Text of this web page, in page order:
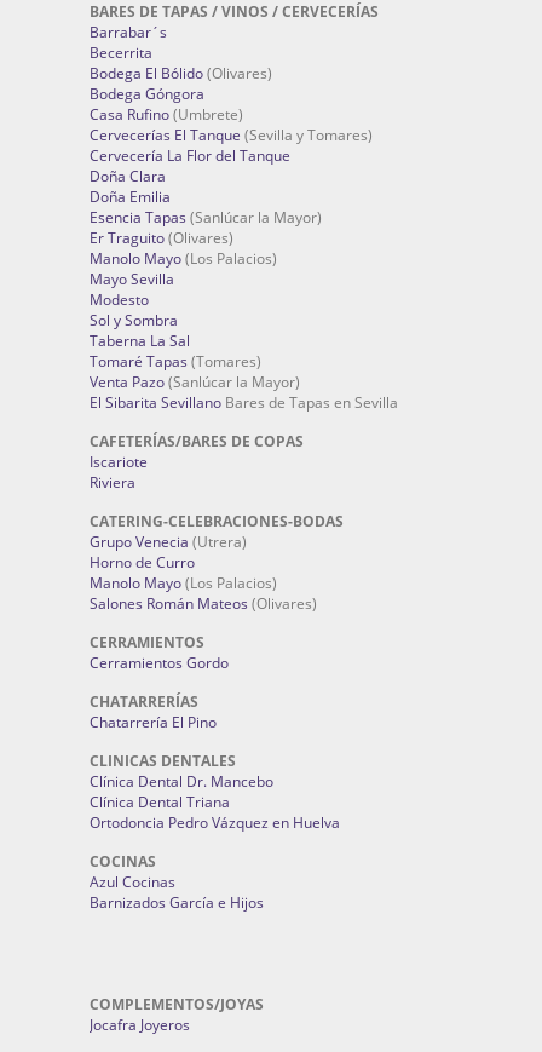
BARES DE TAPAS / VINOS / CERVECERÍAS
Barrabar´s
Becerrita
Bodega El Bólido(Olivares)
Bodega Góngora
Casa Rufino(Umbrete)
Cervecerías El Tanque (Sevilla y Tomares)
Cervecería La Flor del Tanque
Doña Clara
Doña Emilia
Esencia Tapas (Sanlúcar la Mayor)
Er Traguito(Olivares)
Manolo Mayo(Los Palacios)
Mayo Sevilla
Modesto
Sol y Sombra
Taberna La Sal
Tomaré Tapas (Tomares)
Venta Pazo(Sanlúcar la Mayor)
El Sibarita Sevillano Bares de Tapas en Sevilla
CAFETERÍAS/BARES DE COPAS
Iscariote
Riviera
CATERING-CELEBRACIONES-BODAS
Grupo Venecia (Utrera)
Horno de Curro
Manolo Mayo(Los Palacios)
Salones Román Mateos (Olivares)
CERRAMIENTOS
Cerramientos Gordo
CHATARRERÍAS
Chatarrería El Pino
CLINICAS DENTALES
Clínica Dental Dr. Mancebo
Clínica Dental Triana
Ortodoncia Pedro Vázquez en Huelva
COCINAS
Azul Cocinas
Barnizados García e Hijos
COMPLEMENTOS/JOYAS
Jocafra Joyeros